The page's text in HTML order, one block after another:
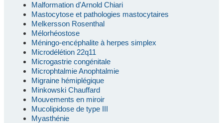
Malformation d'Arnold Chiari
Mastocytose et pathologies mastocytaires
Melkersson Rosenthal
Mélorhéostose
Méningo-encéphalite à herpes simplex
Microdélétion 22q11
Microgastrie congénitale
Microphtalmie Anophtalmie
Migraine hémiplégique
Minkowski Chauffard
Mouvements en miroir
Mucolipidose de type III
Myasthénie